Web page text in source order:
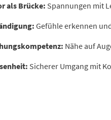
als Brücke: Spannungen mit
Gefühle erkennen
Nähe auf
Sicherer Umgang mit